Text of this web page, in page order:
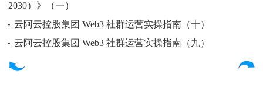
2030）》（一）
云阿云控股集团 Web3 社群运营实操指南（十）
云阿云控股集团 Web3 社群运营实操指南（九）